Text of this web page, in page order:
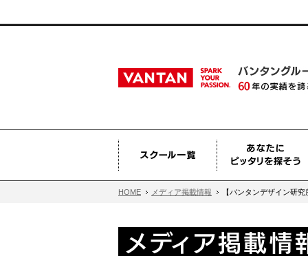
HOME メディア掲載情報 【バンタンデザイン研